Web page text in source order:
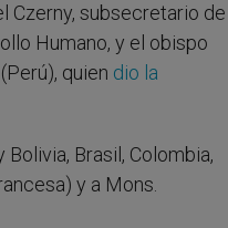
Czerny, subsecretario de
Humano, y el obispo
quien dio la
Brasil, Colombia,
y a Mons.